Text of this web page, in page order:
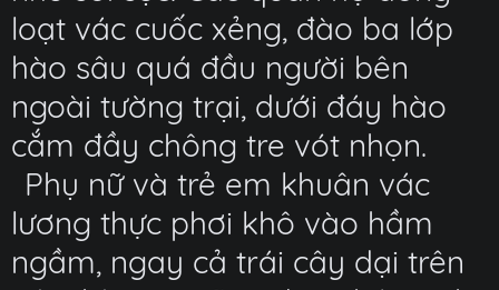
loạt vác cuốc xẻng, đào ba lớp
hào sâu quá đầu người bên
ngoài tường trại, dưới đáy hào
cắm đầy chông tre vót nhọn.
Phụ nữ và trẻ em khuân vác
lương thực phơi khô vào hầm
ngầm, ngay cả trái cây dại trên